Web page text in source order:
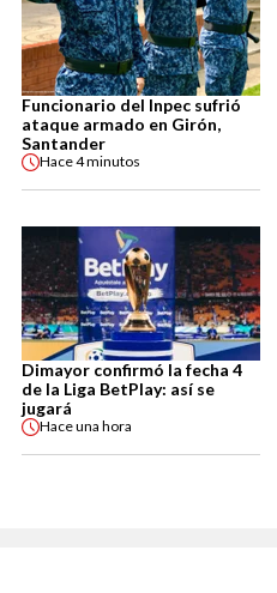
Funcionario del Inpec sufrió
ataque armado en Girón,
Santander
Hace4 minutos
Dimayor confirmó la fecha 4
de la Liga BetPlay: así se
jugará
Haceuna hora